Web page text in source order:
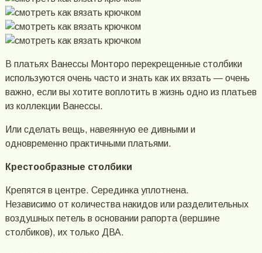
В платьях Ванессы Монторо перекрещенные столбики
используются очень часто и знать как их вязать — очень
важно, если вы хотите воплотить в жизнь одно из платьев
из коллекции Ванессы.
Или сделать вещь, навеянную ее дивными и
одновременно практичными платьями.
Крестообразные столбики
Крепятся в центре. Серединка уплотнена.
Независимо от количества накидов или разделительных
воздушных петель в основании рапорта (вершине
столбиков), их только ДВА.